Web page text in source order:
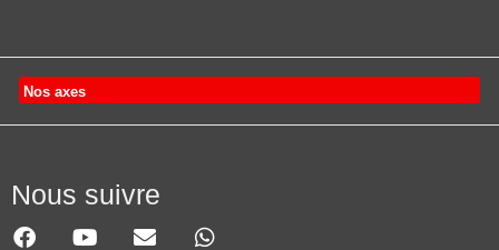
Nos axes
Nous suivre